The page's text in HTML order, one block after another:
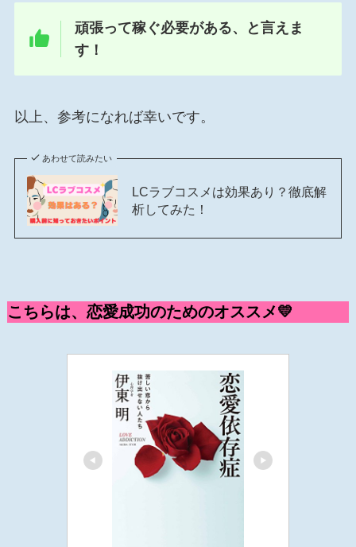
頑張って稼ぐ必要がある、と言えま
す！
以上、参考になれば幸いです。
あわせて読みたい
LCラブコスメは効果あり？徹底解
析してみた！
こ ちらは、恋愛成功のためのオススメ💛